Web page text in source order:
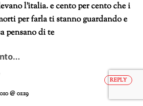
l’italia. e cento per cento che i
per farla ti stanno guardando e
pensano di te
@ 01:19
REPLY